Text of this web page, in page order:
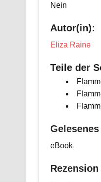
Nein
Autor(in):
Eliza Raine
Teile der
eBook